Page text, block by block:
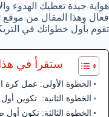
هواية جيدة تعطيك الهدوء
فعال وهذا المقال من
تقوم بأول خطواتك في
ستقرأ في
الخطوة الأولى: عمل
الخطوة الثانية: تكوين
الخطوة الثالثة: تكون